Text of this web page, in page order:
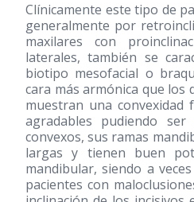
Clínicamente este tipo de
generalmente por
maxilares con
laterales, también se
biotipo mesofacial o
cara más armónica que los
muestran una convexidad
agradables pudiendo
convexos, sus ramas
largas y tienen buen
mandibular, siendo a
pacientes con